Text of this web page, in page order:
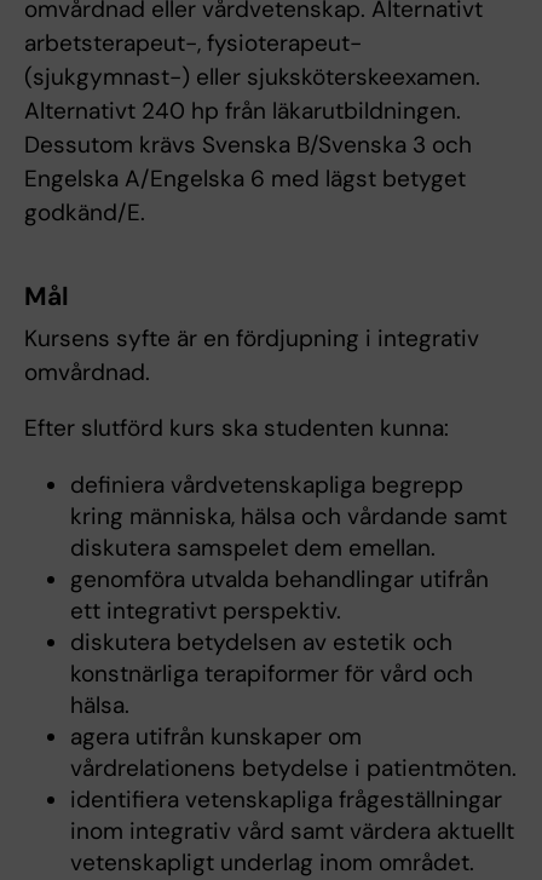
omvårdnad eller vårdvetenskap. Alternativt
arbetsterapeut-, fysioterapeut-
(sjukgymnast-) eller sjuksköterskeexamen.
Alternativt 240 hp från läkarutbildningen.
Dessutom krävs Svenska B/Svenska 3 och
Engelska A/Engelska 6 med lägst betyget
godkänd/E.
Mål
Kursens syfte är en fördjupning i integrativ
omvårdnad.
Efter slutförd kurs ska studenten kunna:
definiera vårdvetenskapliga begrepp
kring människa, hälsa och vårdande samt
diskutera samspelet dem emellan.
genomföra utvalda behandlingar utifrån
ett integrativt perspektiv.
diskutera betydelsen av estetik och
konstnärliga terapiformer för vård och
hälsa.
agera utifrån kunskaper om
vårdrelationens betydelse i patientmöten.
identifiera vetenskapliga frågeställningar
inom integrativ vård samt värdera aktuellt
vetenskapligt underlag inom området.